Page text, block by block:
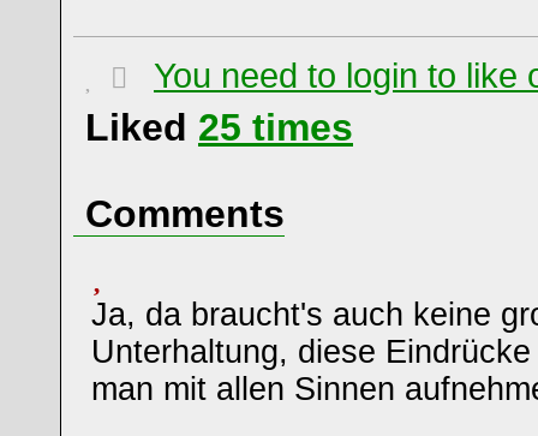
You need to login to like
Liked 25 times
Comments
Ja, da braucht's auch keine
Unterhaltung, diese
man mit allen Sinnen